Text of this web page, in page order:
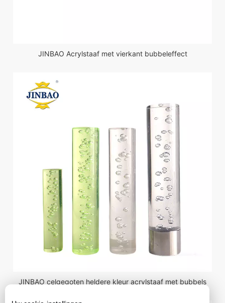
JINBAO Acrylstaaf met vierkant bubbeleffect
JINBAO celgegoten heldere kleur acrylstaaf met bubbels